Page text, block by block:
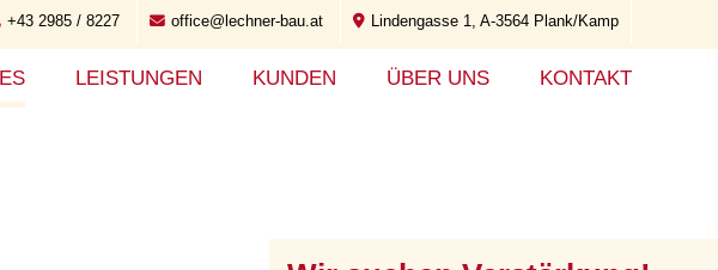
+43 2985 / 8227 office@lechner-bau.at Lindengasse 1, A-3564 Plank/Kamp
LEISTUNGEN KUNDEN ÜBER UNS KONTAKT